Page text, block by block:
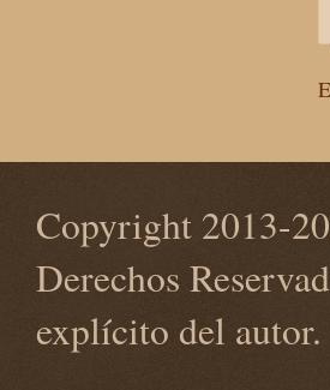
Copyright 2013-
Derechos
explícito del autor.